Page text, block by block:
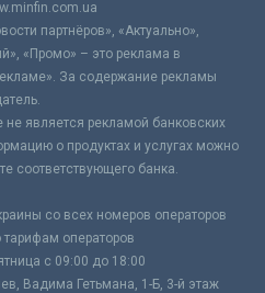
партнёров», «Актуально»,
«Промо» – это реклама в
За содержание рекламы
является рекламой банковских
о продуктах и услугах можно
соответствующего банка.
со всех номеров операторов
операторов
с 09:00 до 18:00
Вадима Гетьмана, 1-Б, 3-й этаж